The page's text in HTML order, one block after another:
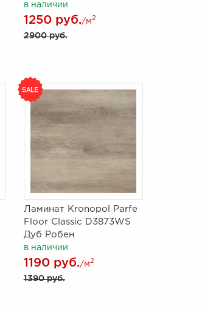
в наличии
1250 руб./м2
2900 руб.
Ламинат Kronopol Parfe
Floor Classic D3873WS
Дуб Робен
в наличии
1190 руб./м2
1390 руб.